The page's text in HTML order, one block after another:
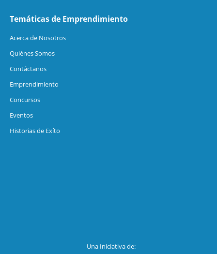
Temáticas de Emprendimiento
Acerca de Nosotros
Quiénes Somos
Contáctanos
Emprendimiento
Concursos
Eventos
Historias de Exíto
Una Iniciativa de: